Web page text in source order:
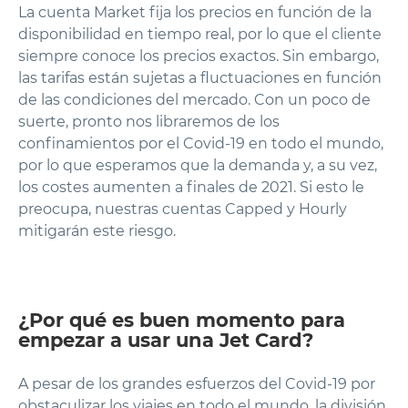
La cuenta Market fija los precios en función de la
disponibilidad en tiempo real, por lo que el cliente
siempre conoce los precios exactos. Sin embargo,
las tarifas están sujetas a fluctuaciones en función
de las condiciones del mercado. Con un poco de
suerte, pronto nos libraremos de los
confinamientos por el Covid-19 en todo el mundo,
por lo que esperamos que la demanda y, a su vez,
los costes aumenten a finales de 2021. Si esto le
preocupa, nuestras cuentas Capped y Hourly
mitigarán este riesgo.
¿Por qué es buen momento para
empezar a usar una Jet Card?
A pesar de los grandes esfuerzos del Covid-19 por